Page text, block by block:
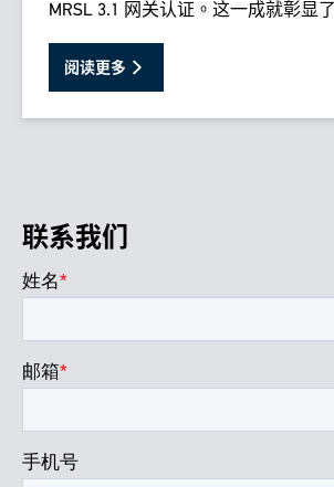
MRSL 3.1 网关认证。这一成就彰显
ZDHC 使命的持续承诺，即实现可持
的最高标准。
阅读更多
联系我们